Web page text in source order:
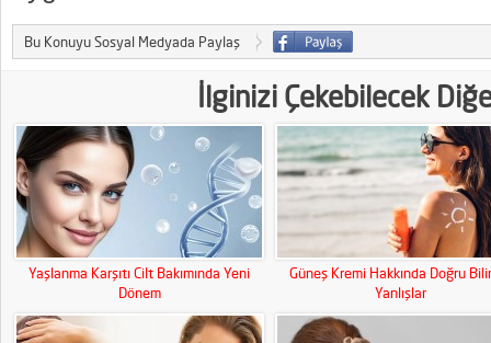
Bu Konuyu Sosyal Medyada Paylaş
İlginizi Çekebilecek
Yaşlanma Karşıtı Cilt Bakımında Yeni
Dönem
Güneş Kremi Hakkında Doğru
Yanlışlar